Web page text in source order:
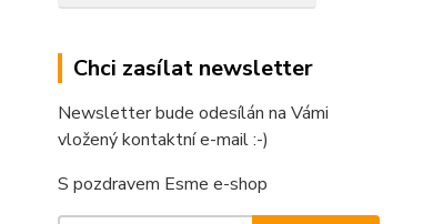
Chci zasílat newsletter
Newsletter bude odesílán na Vámi
vložený kontaktní e-mail :-)
S pozdravem Esme e-shop